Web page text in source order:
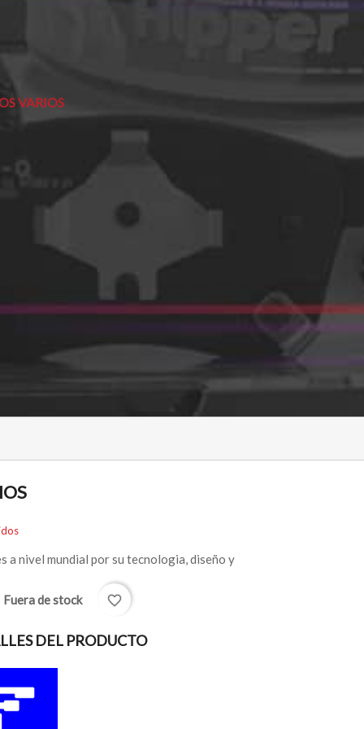
VARIOS
a nivel mundial por su tecnologia, diseño y
Fuera de stock favorite_border
DEL PRODUCTO